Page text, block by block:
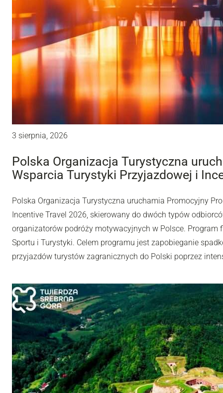
3 sierpnia, 2026
Polska Organizacja Turystyczna
Wsparcia Turystyki Przyjazdowej i
Polska Organizacja Turystyczna uruchamia Promocyjny
Incentive Travel 2026, skierowany do dwóch typów
organizatorów podróży motywacyjnych w Polsce.
Sportu i Turystyki. Celem programu jest zapobieganie
przyjazdów turystów zagranicznych do Polski poprzez